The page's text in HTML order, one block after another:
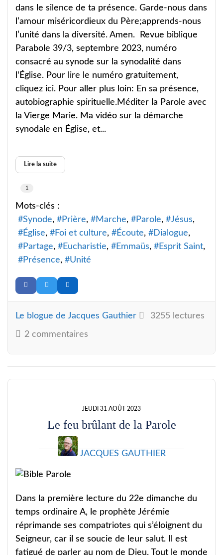
dans le silence de ta présence. Garde-nous dans
l’amour miséricordieux du Père;apprends-nous
l’unité dans la diversité. Amen. Revue biblique
Parabole 39/3, septembre 2023, numéro
consacré au synode sur la synodalité dans
l'Église. Pour lire le numéro gratuitement,
cliquez ici. Pour aller plus loin: En sa présence,
autobiographie spirituelle.Méditer la Parole avec
la Vierge Marie. Ma vidéo sur la démarche
synodale en Église, et...
Lire la suite
1
Mots-clés :
Synode
Prière Marche Parole
Jésus
Église
Foi et culture Écoute
Dialogue
Partage
Eucharistie Emmaüs
Esprit Saint
Présence
Unité
Le blogue de Jacques Gauthier 3255 lectures
2 commentaires
JEUDI 31 AOÛT 2023
Le feu brûlant de la Parole
JACQUES GAUTHIER
Dans la première lecture du 22e dimanche du
temps ordinaire A, le prophète Jérémie
réprimande ses compatriotes qui s’éloignent du
Seigneur, car il se soucie de leur salut. Il est
fatigué de parler au nom de Dieu. Tout le monde